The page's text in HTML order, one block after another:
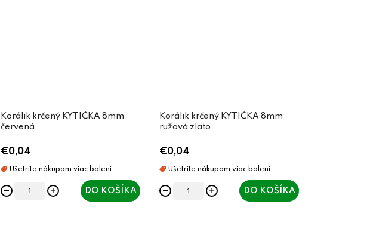
Korálik krčený KYTIČKA 8mm
červená
€0,04
DO KOŠÍKA
Korálik krčený KYTIČKA 8mm
ružová zlato
€0,04
DO KOŠÍKA